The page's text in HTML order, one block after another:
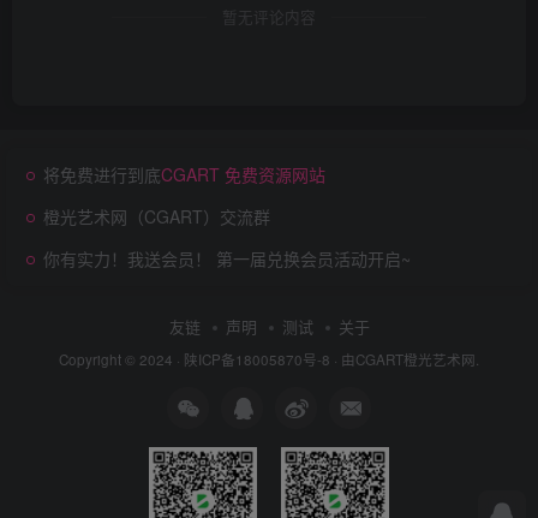
暂无评论内容
将免费进行到底CGART 免费资源网站
橙光艺术网（CGART）交流群
你有实力！我送会员！ 第一届兑换会员活动开启~
友链 声明 测试 关于
Copyright © 2024 · 陕ICP备18005870号-8 · 由CGART橙光艺术网.